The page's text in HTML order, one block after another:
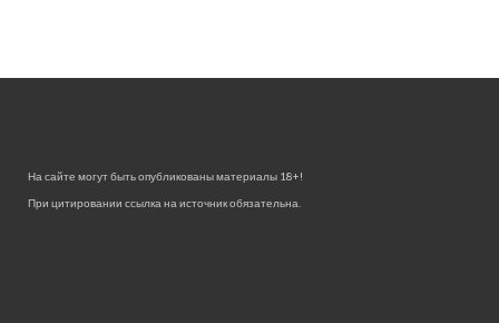
На сайте могут быть опубликованы материалы 18+!
При цитировании ссылка на источник обязательна.